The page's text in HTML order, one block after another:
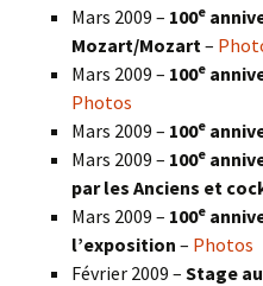
Mars 2009 – 100e
Mozart/Mozart –
Mars 2009 – 100e
Photos
Mars 2009 – 100e
Mars 2009 – 100e
par les Anciens et
Mars 2009 – 100e
l’exposition – Photos
Février 2009 – Stage